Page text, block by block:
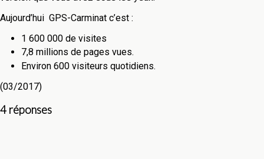
Aujourd’hui GPS-Carminat c’est :
1 600 000 de visites
7,8 millions de pages vues.
Environ 600 visiteurs quotidiens.
(03/2017)
4 réponses